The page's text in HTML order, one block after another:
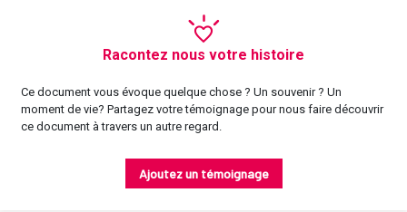
Racontez nous votre histoire
Ce document vous évoque quelque chose ? Un souvenir ? Un
moment de vie? Partagez votre témoignage pour nous faire découvrir
ce document à travers un autre regard.
Ajoutez un témoignage